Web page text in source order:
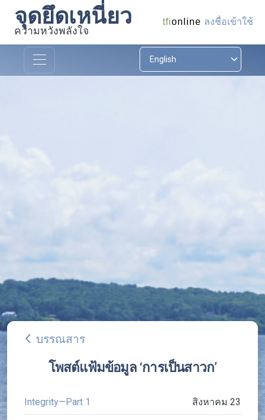
จุดยึดเหนี่ยว
ความหวังพลังใจ
tfionline ลงชื่อเข้าใช้
arrow_back_ios บรรณสาร
โพสต์แฟ้มข้อมูล ‘การเป็นสาวก’
Integrity—Part 1 สิงหาคม 23